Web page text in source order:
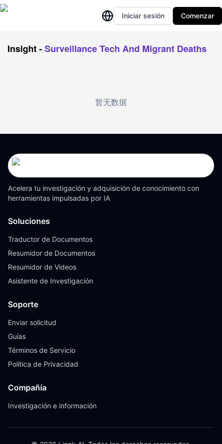
Iniciar sesión Comenzar
Insight-Surveillance Tech And Migrant Deaths
暂无数据
Acelera tu investigación y adquisición de conocimiento con
herramientas impulsadas por IA
Soluciones
Traductor de Documentos
Resumidor de Documentos
Resumidor de Videos
Asistente de Investigación
Soporte
Enviar solicitud
Guías
Términos de Servicio
Política de Privacidad
Compañía
Investigación e información